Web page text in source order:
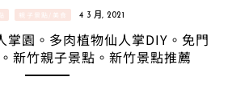
親子景點/美食 4 3 月, 2021
掌園。多肉植物仙人掌DIY。免門
新竹親子景點。新竹景點推薦